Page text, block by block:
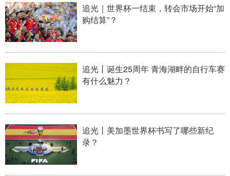
追光｜世界杯一结束，转会市场开始“加
购结算”？
追光丨诞生25周年 青海湖畔的自行车赛
有什么魅力？
追光丨美加墨世界杯书写了哪些新纪
录？